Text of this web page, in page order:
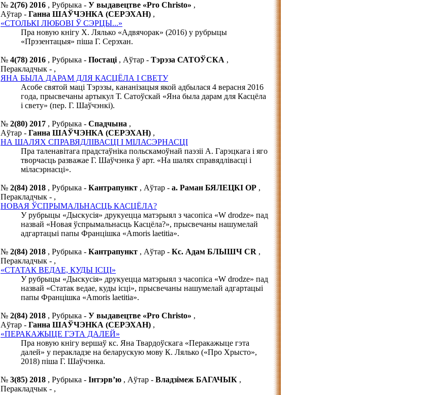
№ 2(76) 2016 , Рубрыка - У выдавецтве «Pro Christo» ,
Аўтар - Ганна ШАЎЧЭНКА (СЕРЭХАН) ,
«СТОЛЬКІ ЛЮБОВІ Ў СЭРЦЫ...»
Пра новую кнігу Х. Лялько «Адвячорак» (2016) у рубрыцы
«Прэзентацыя» піша Г. Серэхан.
№ 4(78) 2016 , Рубрыка - Постаці , Аўтар - Тэрэза САТОЎСКА ,
Перакладчык - ,
ЯНА БЫЛА ДАРАМ ДЛЯ КАСЦЁЛА І СВЕТУ
Асобе святой маці Тэрэзы, кананізацыя якой адбылася 4 верасня 2016
года, прысвечаны артыкул Т. Сатоўскай «Яна была дарам для Касцёла
і свету» (пер. Г. Шаўчэнкі).
№ 2(80) 2017 , Рубрыка - Спадчына ,
Аўтар - Ганна ШАЎЧЭНКА (СЕРЭХАН) ,
НА ШАЛЯХ СПРАВЯДЛІВАСЦІ І МІЛАСЭРНАСЦІ
Пра таленавітага прадстаўніка польскамоўнай паэзіі А. Гарэцкага і яго
творчасць разважае Г. Шаўчэнка ў арт. «На шалях справядлівасці і
міласэрнасці».
№ 2(84) 2018 , Рубрыка - Кантрапункт , Аўтар - а. Раман БЯЛЕЦКІ ОР ,
Перакладчык - ,
НОВАЯ ЎСПРЫМАЛЬНАСЦЬ КАСЦЁЛА?
У рубрыцы «Дыскусія» друкуецца матэрыял з часопіса «W drodze» пад
назвай «Новая ўспрымальнасць Касцёла?», прысвечаны нашумелай
адгартацыі папы Францішка «Amoris laetitia».
№ 2(84) 2018 , Рубрыка - Кантрапункт , Аўтар - Кс. Адам БЛЫШЧ CR ,
Перакладчык - ,
«СТАТАК ВЕДАЕ, КУДЫ ІСЦІ»
У рубрыцы «Дыскусія» друкуецца матэрыял з часопіса «W drodze» пад
назвай «Статак ведае, куды ісці», прысвечаны нашумелай адгартацыі
папы Францішка «Amoris laetitia».
№ 2(84) 2018 , Рубрыка - У выдавецтве «Pro Christo» ,
Аўтар - Ганна ШАЎЧЭНКА (СЕРЭХАН) ,
«ПЕРАКАЖЫЦЕ ГЭТА ДАЛЕЙ»
Пра новую кнігу вершаў кс. Яна Твардоўскага «Перакажыце гэта
далей» у перакладзе на беларускую мову К. Лялько («Про Хрысто»,
2018) піша Г. Шаўчэнка.
№ 3(85) 2018 , Рубрыка - Інтэрв’ю , Аўтар - Владзімеж БАГАЧЫК ,
Перакладчык - ,